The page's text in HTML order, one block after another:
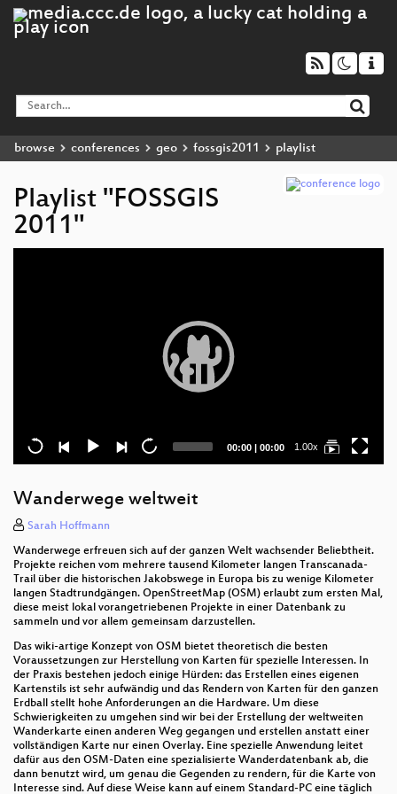
browse conferences geo fossgis2011 playlist
Playlist "FOSSGIS
2011"
Current
00:00 | Total
00:00 1.00x
Wanderwege weltweit
Sarah Hoffmann
Wanderwege erfreuen sich auf der ganzen Welt wachsender Beliebtheit.
Projekte reichen vom mehrere tausend Kilometer langen Transcanada-
Trail über die historischen Jakobswege in Europa bis zu wenige Kilometer
langen Stadtrundgängen. OpenStreetMap (OSM) erlaubt zum ersten Mal,
diese meist lokal vorangetriebenen Projekte in einer Datenbank zu
sammeln und vor allem gemeinsam darzustellen.
Das wiki-artige Konzept von OSM bietet theoretisch die besten
Voraussetzungen zur Herstellung von Karten für spezielle Interessen. In
der Praxis bestehen jedoch einige Hürden: das Erstellen eines eigenen
Kartenstils ist sehr aufwändig und das Rendern von Karten für den ganzen
Erdball stellt hohe Anforderungen an die Hardware. Um diese
Schwierigkeiten zu umgehen sind wir bei der Erstellung der weltweiten
Wanderkarte einen anderen Weg gegangen und erstellen anstatt einer
vollständigen Karte nur einen Overlay. Eine spezielle Anwendung leitet
dafür aus den OSM-Daten eine spezialisierte Wanderdatenbank ab, die
dann benutzt wird, um genau die Gegenden zu rendern, für die Karte von
Interesse sind. Auf diese Weise kann auf einem Standard-PC eine täglich